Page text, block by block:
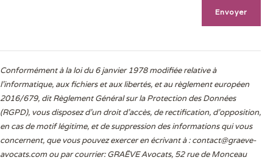
Conformément à la loi du 6 janvier 1978 modifiée relative à
l'informatique, aux fichiers et aux libertés, et au règlement européen
2016/679, dit Règlement Général sur la Protection des Données
(RGPD), vous disposez d’un droit d’accès, de rectification, d’opposition,
en cas de motif légitime, et de suppression des informations qui vous
concernent, que vous pouvez exercer en écrivant à :contact@graeve-
avocats.com ou par courrier: GRAËVE Avocats, 52 rue de Monceau